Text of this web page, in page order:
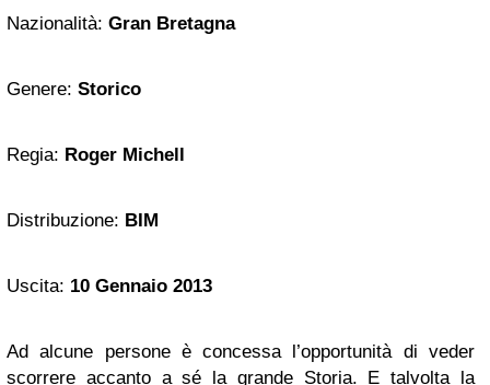
Nazionalità: Gran Bretagna
Genere: Storico
Regia: Roger Michell
Distribuzione: BIM
Uscita: 10 Gennaio 2013
Ad alcune persone è concessa l’opportunità di veder
scorrere accanto a sé la grande Storia. E talvolta la